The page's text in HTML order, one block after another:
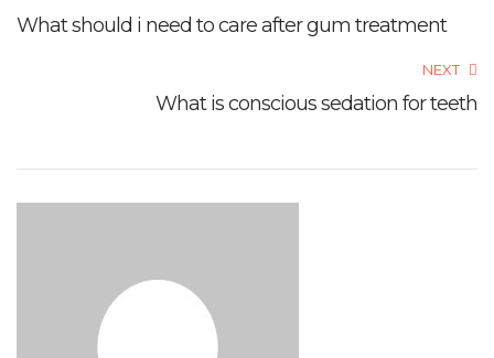
What should i need to care after gum treatment
NEXT
What is conscious sedation for teeth